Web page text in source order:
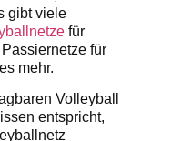
gibt viele
für
für
mehr.
Volleyball
entspricht,